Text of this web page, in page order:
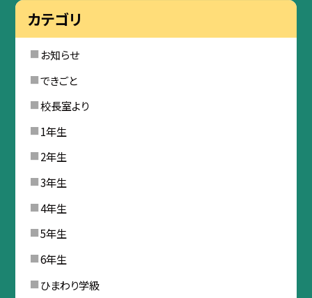
カテゴリ
お知らせ
できごと
校長室より
1年生
2年生
3年生
4年生
5年生
6年生
ひまわり学級